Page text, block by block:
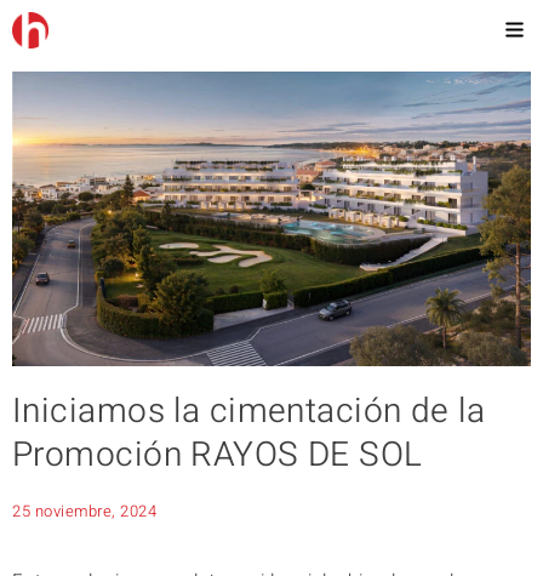
Iniciamos la cimentación de la
Promoción RAYOS DE SOL
25 noviembre, 2024